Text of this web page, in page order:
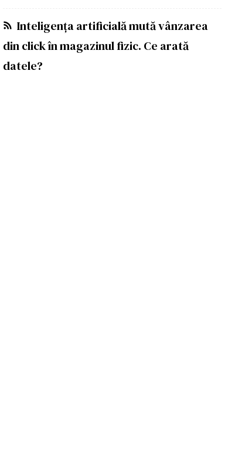
Inteligența artificială mută vânzarea
din click în magazinul fizic. Ce arată
datele?